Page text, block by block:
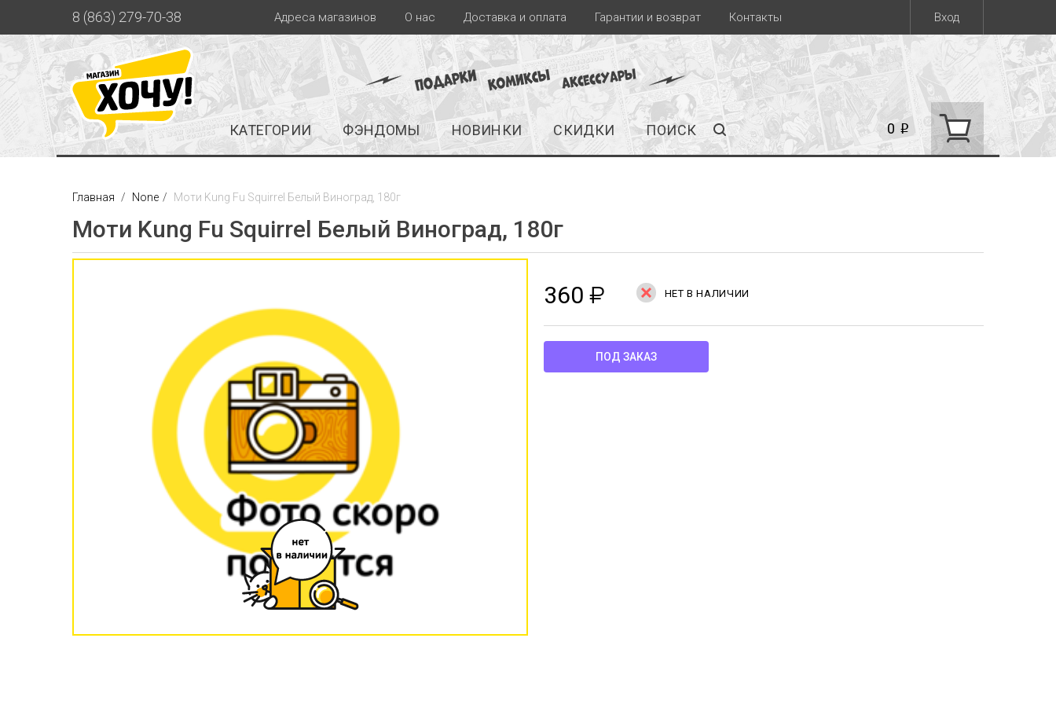
Вход
8 (863) 279-70-38 Адреса магазинов О нас Доставка и оплата Гарантии и возврат Контакты
КАТЕГОРИИ ФЭНДОМЫ НОВИНКИ СКИДКИ ПОИСК 0 i
Главная None Моти Kung Fu Squirrel Белый Виноград, 180г
Моти Kung Fu Squirrel Белый Виноград, 180г
360 ₽ НЕТ В НАЛИЧИИ
ПОД ЗАКАЗ